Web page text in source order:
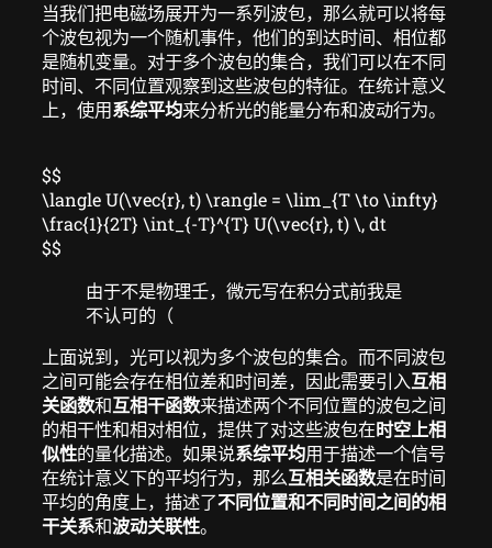
当我们把电磁场展开为一系列波包，那么就可以将每
个波包视为一个随机事件，他们的到达时间、相位都
是随机变量。对于多个波包的集合，我们可以在不同
时间、不同位置观察到这些波包的特征。在统计意义
上，使用系综平均来分析光的能量分布和波动行为。
$$
\langle U(\vec{r}, t) \rangle = \lim_{T \to \infty}
\frac{1}{2T} \int_{-T}^{T} U(\vec{r}, t) \, dt
$$
由于不是物理壬，微元写在积分式前我是
不认可的（
上面说到，光可以视为多个波包的集合。而不同波包
之间可能会存在相位差和时间差，因此需要引入互相
关函数和互相干函数来描述两个不同位置的波包之间
的相干性和相对相位，提供了对这些波包在时空上相
似性的量化描述。如果说系综平均用于描述一个信号
在统计意义下的平均行为，那么互相关函数是在时间
平均的角度上，描述了不同位置和不同时间之间的相
干关系和波动关联性。